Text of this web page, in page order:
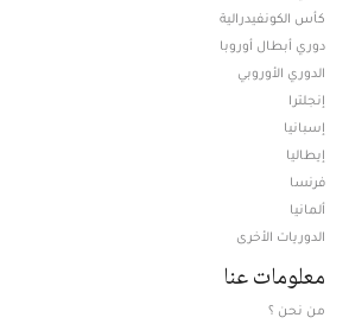
كأس الكونفيدرالية
دوري أبطال أوروبا
الدوري الأوروبي
إنجلترا
إسبانيا
إيطاليا
فرنسا
ألمانيا
الدوريات الأخرى
معلومات عنا
من نحن ؟